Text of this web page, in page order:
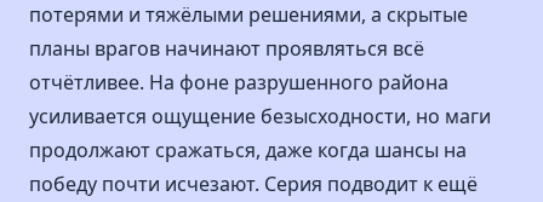
потерями и тяжёлыми решениями, а скрытые
планы врагов начинают проявляться всё
отчётливее. На фоне разрушенного района
усиливается ощущение безысходности, но маги
продолжают сражаться, даже когда шансы на
победу почти исчезают. Серия подводит к ещё